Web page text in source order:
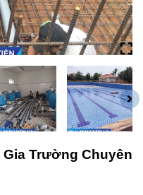
Trường Chuyên